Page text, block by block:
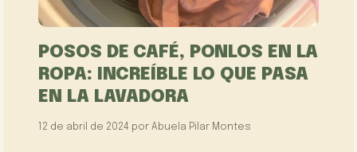
POSOS DE CAFÉ, PONLOS EN LA
ROPA: INCREÍBLE LO QUE PASA
EN LA LAVADORA
12 de abril de 2024 porAbuela Pilar Montes